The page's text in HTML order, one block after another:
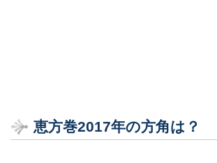
恵方巻2017年の方角は？